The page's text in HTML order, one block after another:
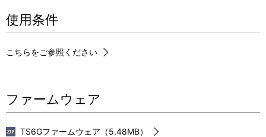
使用条件
こちらをご参照ください
ファームウェア
TS6Gファームウェア（5.48MB）